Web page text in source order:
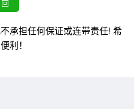
承担任何保证或连带责任! 希
利！